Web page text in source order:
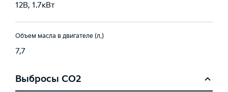
12В, 1.7кВт
Объем масла в двигателе (л.)
7,7
Выбросы CO2